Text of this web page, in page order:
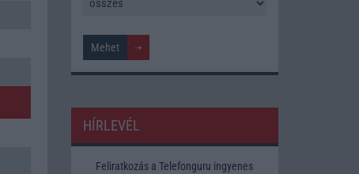
HÍRLEVÉL
Feliratkozás a Telefonguru ingyenes